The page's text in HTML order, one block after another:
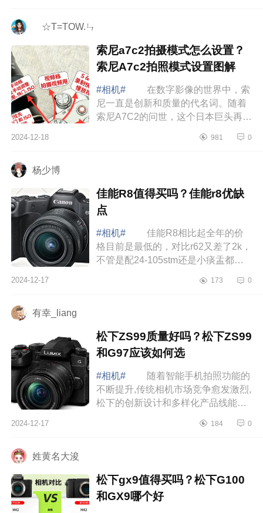
ゞ☆T=TOW.ㄣ
索尼a7c2拍摄模式怎么设置？
索尼A7c2拍照模式设置图解
#相机#
在数字影像的世界中，索
尼一直是创新和质量的代名词。随着
索尼A7C2的问世，这个日本巨头再次
友好的工具方面的承诺，下面小编为
2024-12-18 981 0
杨少博
佳能R8值得买吗？佳能r8优缺
点
#相机#
佳能R8相比起全年的价
格目前是最低的，对比r62又差了2k，
不管是配24-105stm还是小痰盂都是
绍下佳能R8值得买吗？佳能r8优缺
2024-12-17 173 0
有幸_liang
松下ZS99质量好吗？松下ZS99
和G97应该如何选
#相机#
随着智能手机拍照功能的
不断提升,传统相机市场竞争愈发激烈,
松下的创新设计和多样化产品线能否
焦点，下面小编为大家介绍下松下
2024-12-17 184 0
姓黄名大浚
松下gx9值得买吗？松下G100
和GX9哪个好